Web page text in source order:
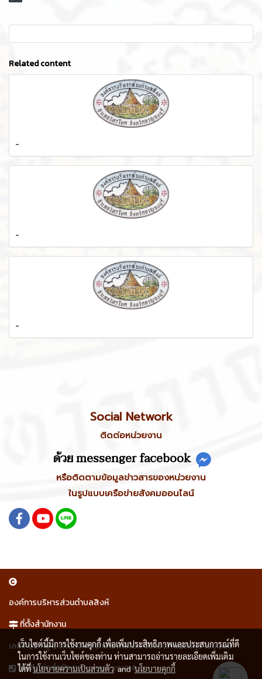
Related content
-
-
-
Social Network
ติดต่อหน่วยงาน
ด้วย messenger facebook
หรือติดตามข้อมูลข่าวสารของหน่วยงาน
ในรูปแบบเครือข่ายสังคมออนไลน์
องค์การบริหารส่วนตำบลสิงห์
ที่ตั้งสำนักงาน
เลขที่ ๑๕ หมู่ ๑ ตำบลสิงห์ อำเภอไทรโยค จังหวัดกาญจนบุรี ๗๑๑๕๐
โทรติดต่อสำนักงาน๐ ๓๔๖ ๗๐๒๕ ๓
เว็บไซต์นี้มีการใช้งานคุกกี้ เพื่อเพิ่มประสิทธิภาพและประสบการณ์ที่ดี
ในการใช้งานเว็บไซต์ของท่าน ท่านสามารถอ่านรายละเอียดเพิ่มเติม
ได้ที่นโยบายความเป็นส่วนตัวandนโยบายคุกกี้